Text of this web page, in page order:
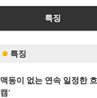
특징
특징
맥동이 없는 연속 일정한
캠'